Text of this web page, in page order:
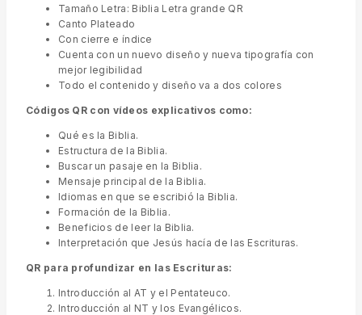
Tamaño Letra: Biblia Letra grande QR
Canto Plateado
Con cierre e índice
Cuenta con un nuevo diseño y nueva tipografía con
mejor legibilidad
Todo el contenido y diseño va a dos colores
Códigos QR con vídeos explicativos como:
Qué es la Biblia.
Estructura de la Biblia.
Buscar un pasaje en la Biblia.
Mensaje principal de la Biblia.
Idiomas en que se escribió la Biblia.
Formación de la Biblia.
Beneficios de leer la Biblia.
Interpretación que Jesús hacía de las Escrituras.
QR para profundizar en las Escrituras:
Introducción al AT y el Pentateuco.
Introducción al NT y los Evangélicos.